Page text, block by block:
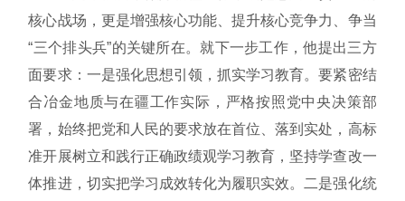
核心战场，更是增强核心功能、提升核心竞争力、争当
“三个排头兵”的关键所在。就下一步工作，他提出三方
面要求：一是强化思想引领，抓实学习教育。要紧密结
合冶金地质与在疆工作实际，严格按照党中央决策部
署，始终把党和人民的要求放在首位、落到实处，高标
准开展树立和践行正确政绩观学习教育，坚持学查改一
体推进，切实把学习成效转化为履职实效。二是强化统